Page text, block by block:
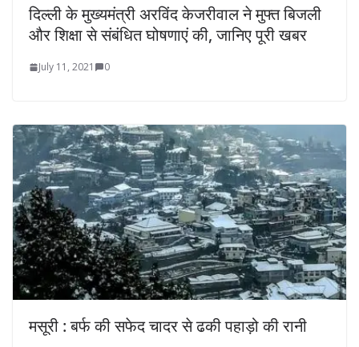
दिल्ली के मुख्यमंत्री अरविंद केजरीवाल ने मुफ्त बिजली
और शिक्षा से संबंधित घोषणाएं की, जानिए पूरी खबर
July 11, 2021 0
मसूरी : बर्फ की सफेद चादर से ढकी पहाड़ो की रानी